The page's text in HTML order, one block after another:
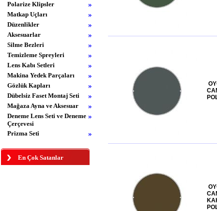
Polarize Klipsler »
Matkap Uçları »
Düzenlikler »
Aksesuarlar »
Silme Bezleri »
Temizleme Spreyleri »
Lens Kabı Setleri »
Makina Yedek Parçaları »
Gözlük Kapları »
Dübelsiz Faset Montaj Seti »
Mağaza Ayna ve Aksesuar »
Deneme Lens Seti ve Deneme
Çerçevesi
»
Prizma Seti »
En Çok Satanlar